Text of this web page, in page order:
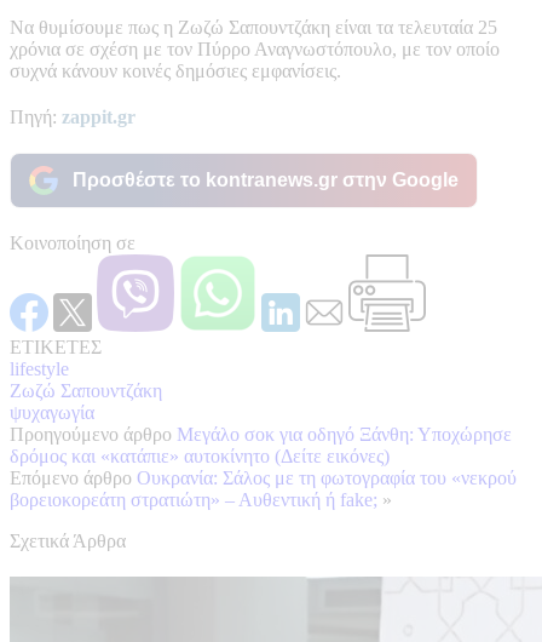
Να θυμίσουμε πως η Ζωζώ Σαπουντζάκη είναι τα τελευταία 25
χρόνια σε σχέση με τον Πύρρο Αναγνωστόπουλο, με τον οποίο
συχνά κάνουν κοινές δημόσιες εμφανίσεις.
Πηγή: zappit.gr
Προσθέστε το kontranews.gr στην Google
Κοινοποίηση σε
ΕΤΙΚΕΤΕΣ
lifestyle
Ζωζώ Σαπουντζάκη
ψυχαγωγία
Προηγούμενο άρθρο Μεγάλο σοκ για οδηγό Ξάνθη: Υποχώρησε
δρόμος και «κατάπιε» αυτοκίνητο (Δείτε εικόνες)
Επόμενο άρθρο Ουκρανία: Σάλος με τη φωτογραφία του «νεκρού
βορειοκορεάτη στρατιώτη» – Αυθεντική ή fake; »
Σχετικά Άρθρα